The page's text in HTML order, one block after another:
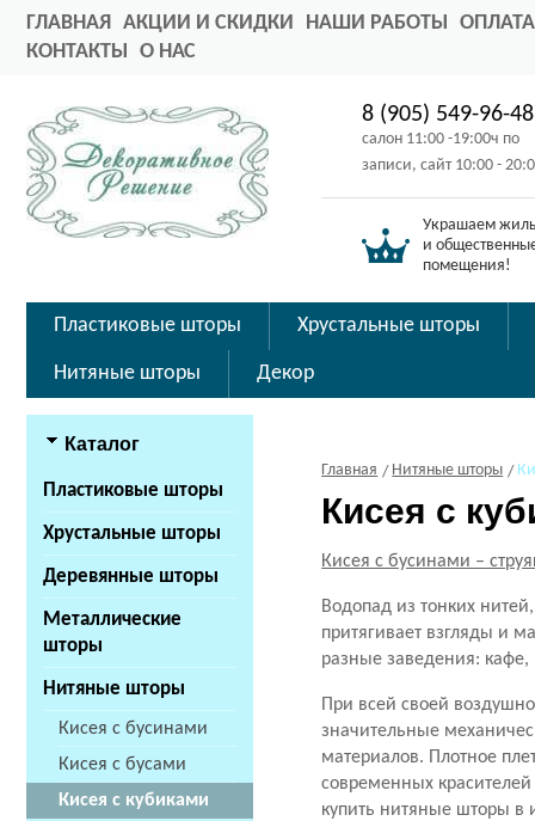
ГЛАВНАЯ АКЦИИ И СКИДКИ НАШИ РАБОТЫ ОПЛАТА
КОНТАКТЫ О НАС
8 (905) 549-96-48
салон 11:00 -19:00ч по
записи, сайт 10:00 -
Украшаем
и
помещения!
Пластиковые шторы Хрустальные шторы
Нитяные шторы Декор
Каталог
Пластиковые шторы
Хрустальные шторы
Деревянные шторы
Металлические
шторы
Нитяные шторы
Кисея с бусинами
Кисея с бусами
Кисея с кубиками
Главная Нитяные шторы
Кисея с
Кисея с бусинами –
Водопад из тонких
притягивает взгляды и
разные заведения:
При всей своей
значительные
материалов. Плотное
современных
купить нитяные шторы в